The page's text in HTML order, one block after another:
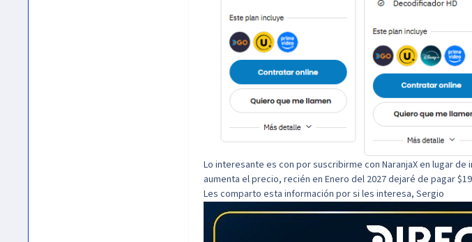
Lo interesante es con por suscribirme con NaranjaX en lugar
aumenta el precio, recién en Enero del 2027 dejaré de pagar
Les comparto esta información por si les interesa, Sergio